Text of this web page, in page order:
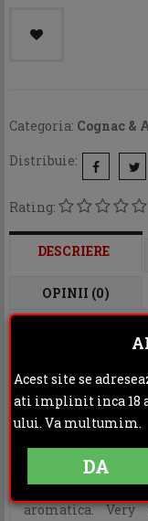
Categoria: Cognac &
Distribuie:
Rating:
DESCRIERE
OPINII (0)
DAVIDOFF
castane.
Notele netede
superb cu tonuri
castan.
DAVIDOFF
intriganta, cu
aromatica. Very
Acest site se
ati implinit inca 18
ului. Va multumim.
DA